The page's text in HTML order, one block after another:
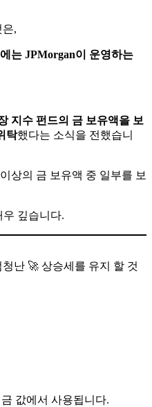
,
는 JPMorgan이 운영하는
지수 펀드의 금 보유액을 보
탁했다는 소식을 전했습니
상의 금 보유액 중 일부를 보
우 깊습니다.
난 🚀 상승세를 유지 할 것
값에서 사용됩니다.